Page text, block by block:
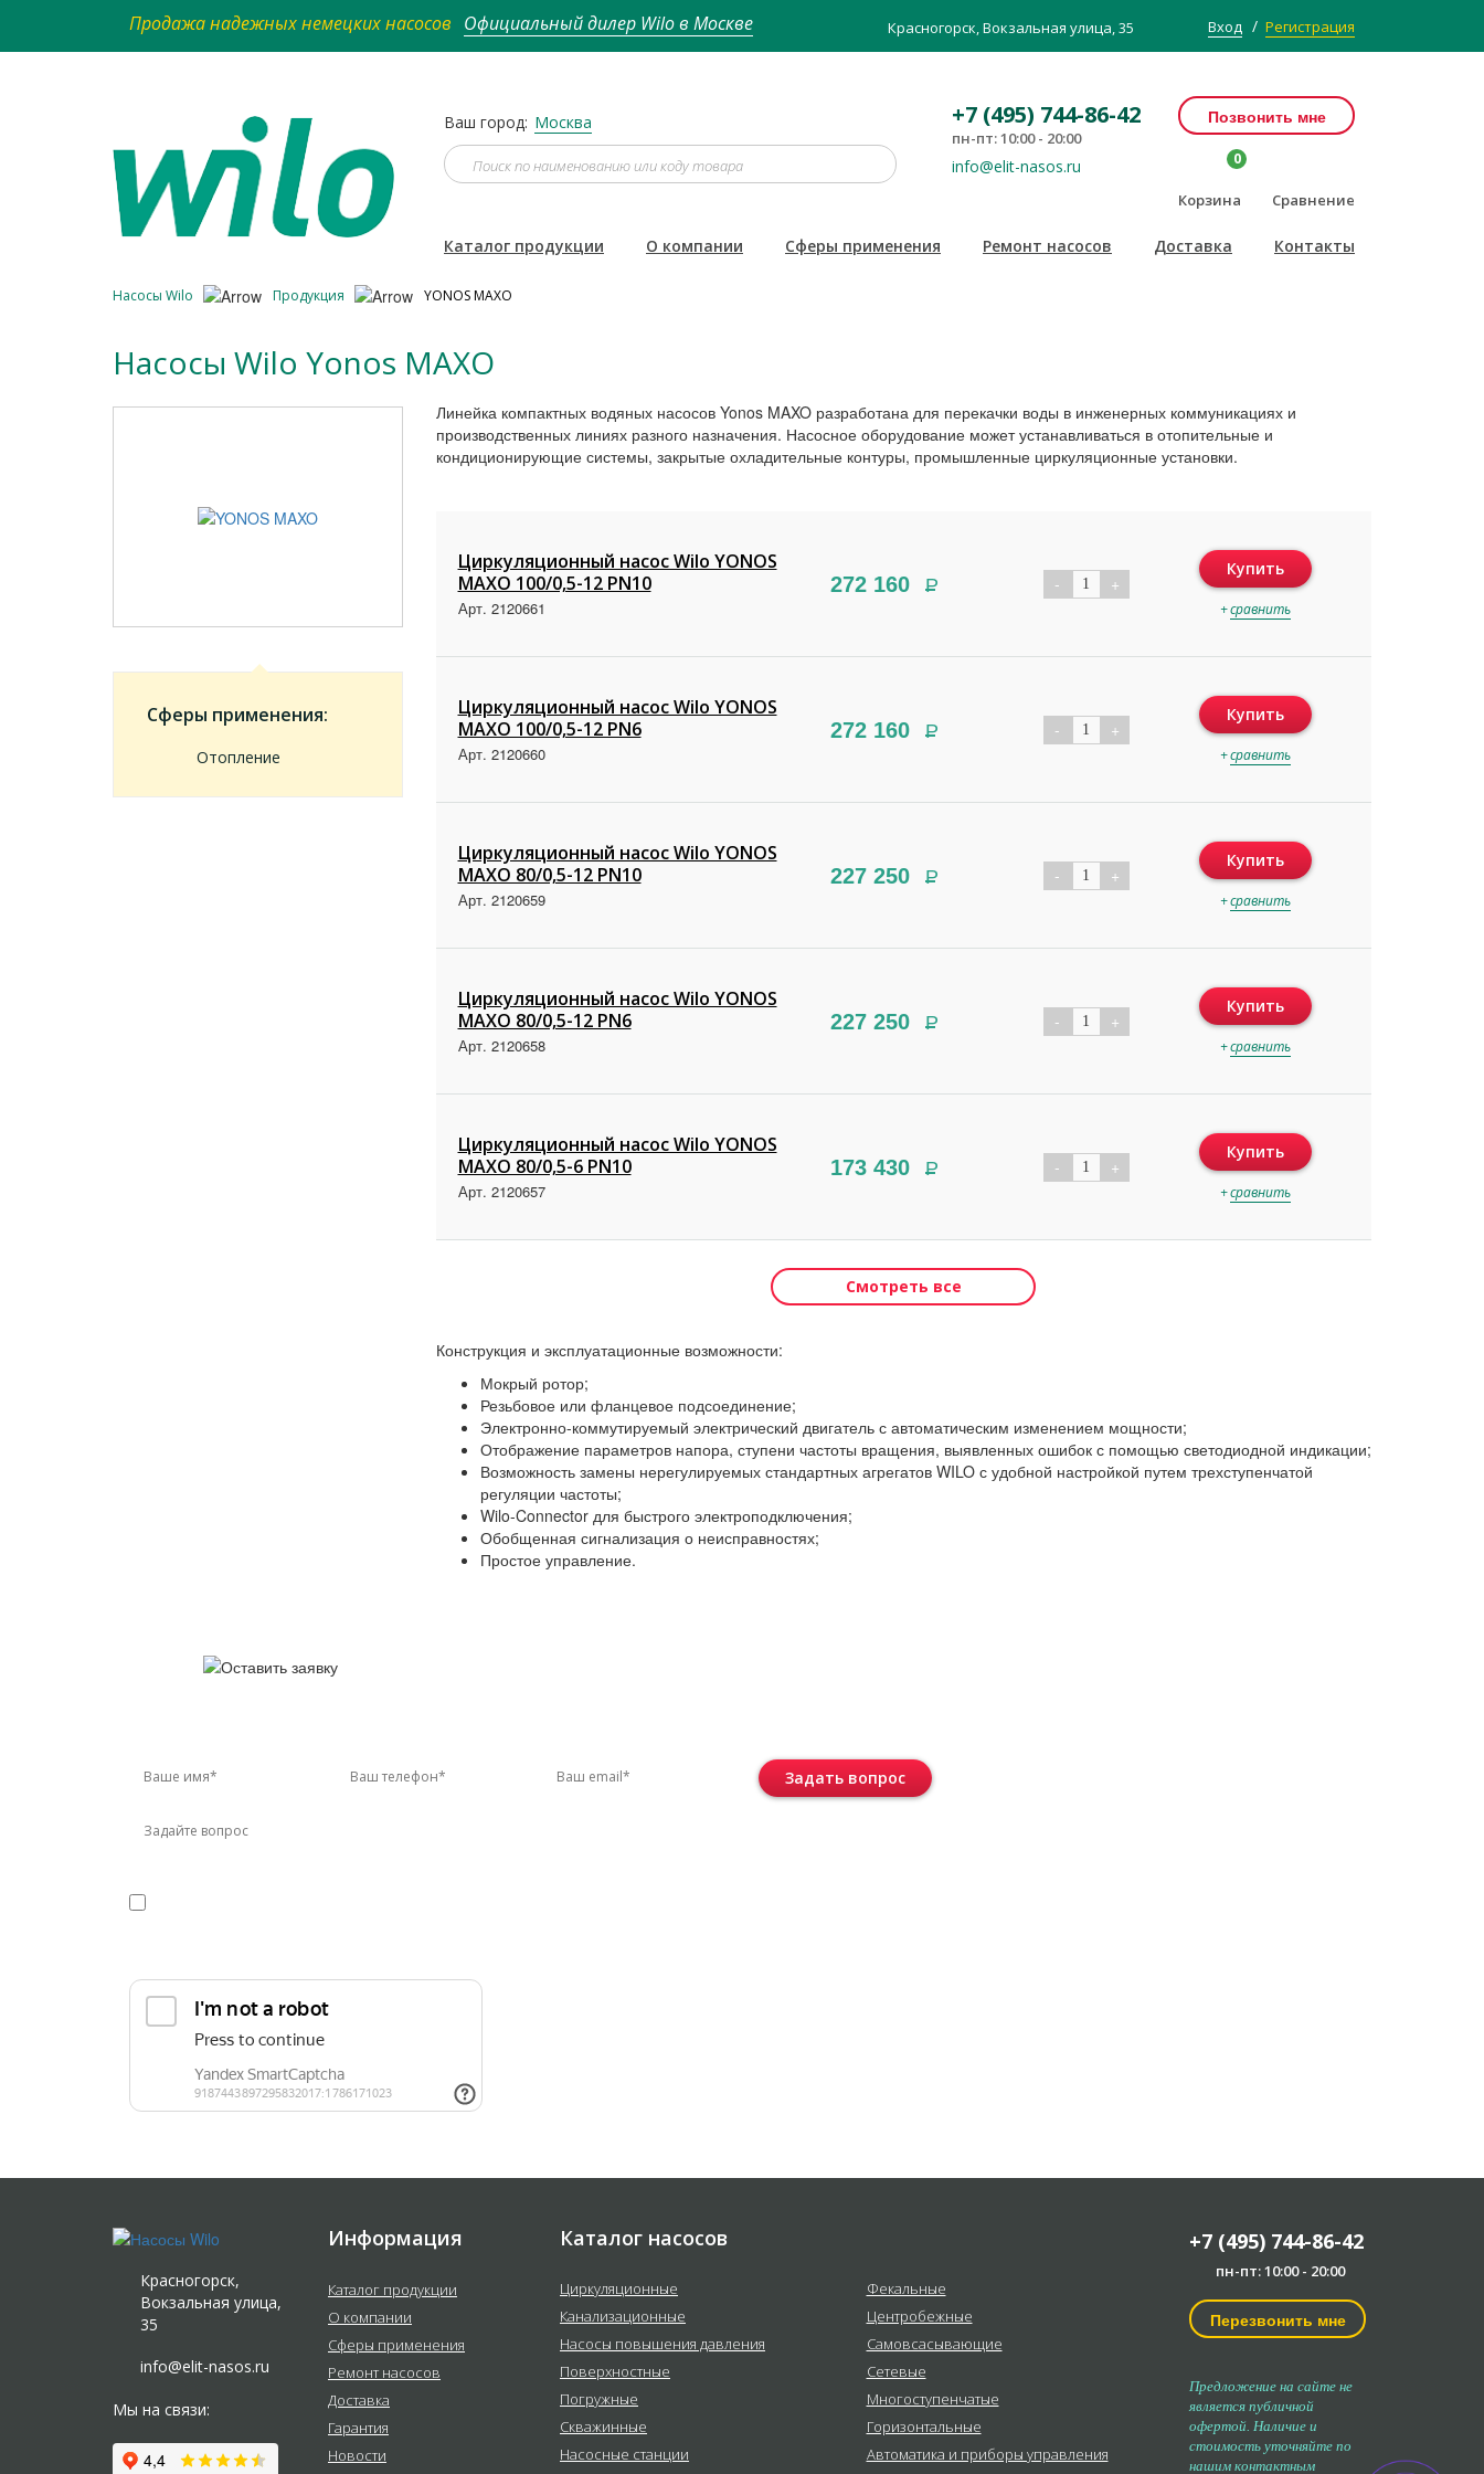
Продажа надежных немецких насосов Официальный дилер Wilo в Москве Красногорск, Вокзальная улица, 35 Вход / Регистрация
Ваш город: Москва +7 (495) 744-86-42
пн-пт: 10:00 - 20:00
info@elit-nasos.ru
Позвонить мне
Корзина
0
Сравнение
Каталог продукции О компании Сферы применения Ремонт насосов Доставка Контакты
Насосы Wilo Продукция YONOS MAXO
Насосы Wilo Yonos MAXO
Сферы применения:
Отопление
Линейка компактных водяных насосов Yonos MAXO разработана для перекачки воды в инженерных коммуникациях и
производственных линиях разного назначения. Насосное оборудование может устанавливаться в отопительные и
кондиционирующие системы, закрытые охладительные контуры, промышленные циркуляционные установки.
Циркуляционный насос Wilo YONOS
MAXO 100/0,5-12 PN10
Арт. 2120661
272 160 Р - 1 +
Купить
+сравнить
Циркуляционный насос Wilo YONOS
MAXO 100/0,5-12 PN6
Арт. 2120660
272 160 Р - 1 +
Купить
+сравнить
Циркуляционный насос Wilo YONOS
MAXO 80/0,5-12 PN10
Арт. 2120659
227 250 Р - 1 +
Купить
+сравнить
Циркуляционный насос Wilo YONOS
MAXO 80/0,5-12 PN6
Арт. 2120658
227 250 Р - 1 +
Купить
+сравнить
Циркуляционный насос Wilo YONOS
MAXO 80/0,5-6 PN10
Арт. 2120657
173 430 Р - 1 +
Купить
+сравнить
Смотреть все
Конструкция и эксплуатационные возможности:
Мокрый ротор;
Резьбовое или фланцевое подсоединение;
Электронно-коммутируемый электрический двигатель с автоматическим изменением мощности;
Отображение параметров напора, ступени частоты вращения, выявленных ошибок с помощью светодиодной индикации;
Возможность замены нерегулируемых стандартных агрегатов WILO с удобной настройкой путем трехступенчатой
регуляции частоты;
Wilo-Connector для быстрого электроподключения;
Обобщенная сигнализация о неисправностях;
Простое управление.
Задать вопрос
Красногорск,
Вокзальная улица,
35
info@elit-nasos.ru
Мы на связи:
Информация
Каталог продукции
О компании
Сферы применения
Ремонт насосов
Доставка
Гарантия
Новости
Каталог насосов
Циркуляционные
Канализационные
Насосы повышения давления
Поверхностные
Погружные
Скважинные
Насосные станции
Фекальные
Центробежные
Самовсасывающие
Сетевые
Многоступенчатые
Горизонтальные
Автоматика и приборы управления
+7 (495) 744-86-42
пн-пт: 10:00 - 20:00
Перезвонить мне
Предложение на сайте не
является публичной
офертой. Наличие и
стоимость уточняйте по
нашим контактным